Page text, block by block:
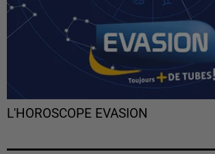
L'HOROSCOPE EVASION